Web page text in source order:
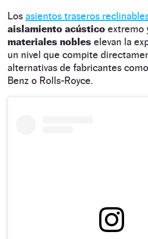
Los asientos traseros
aislamiento acústico extremo
materiales nobles elevan la
un nivel que compite
alternativas de fabricantes
Benz o Rolls-Royce.